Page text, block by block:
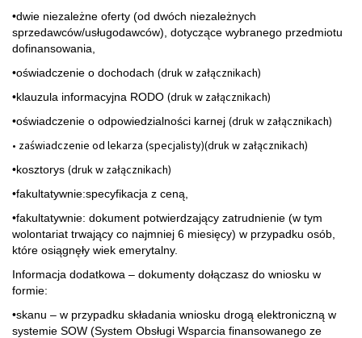
•dwie niezależne oferty (od dwóch niezależnych
sprzedawców/usługodawców), dotyczące wybranego przedmiotu
dofinansowania,
•oświadczenie o dochodach (druk w załącznikach)
•klauzula informacyjna RODO (druk w załącznikach)
•oświadczenie o odpowiedzialności karnej (druk w załącznikach)
• zaświadczenie od lekarza (specjalisty)(druk w załącznikach)
•kosztorys (druk w załącznikach)
•fakultatywnie:specyfikacja z ceną,
•fakultatywnie: dokument potwierdzający zatrudnienie (w tym
wolontariat trwający co najmniej 6 miesięcy) w przypadku osób,
które osiągnęły wiek emerytalny.
Informacja dodatkowa – dokumenty dołączasz do wniosku w
formie:
•skanu – w przypadku składania wniosku drogą elektroniczną w
systemie SOW (System Obsługi Wsparcia finansowanego ze